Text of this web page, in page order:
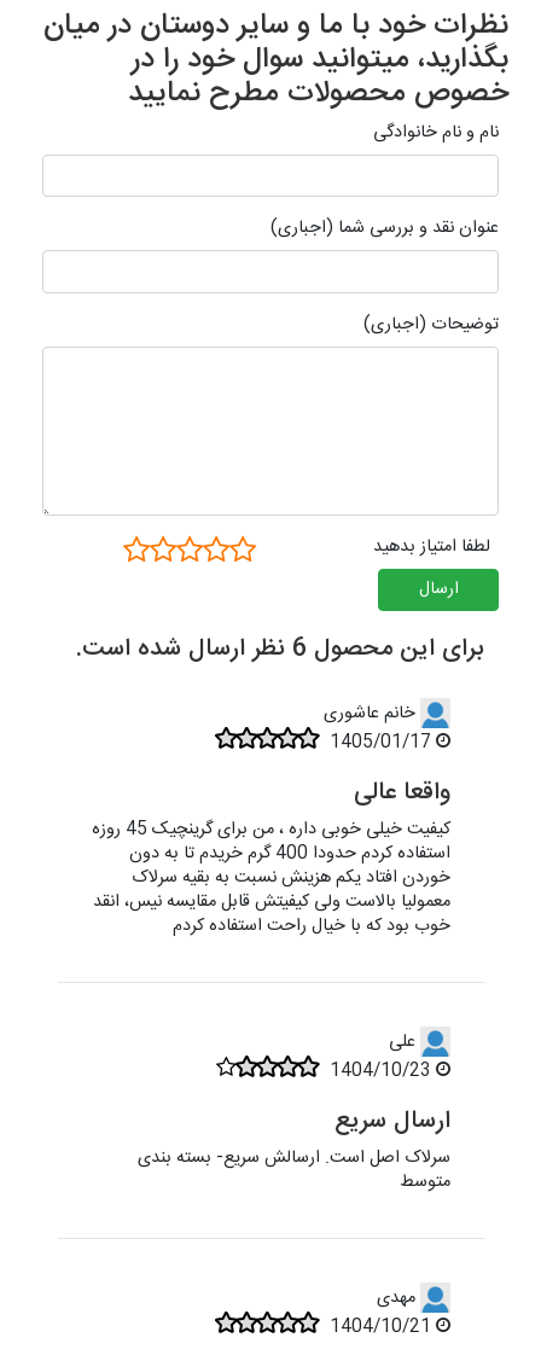
نظرات خود با ما و سایر دوستان در میان
بگذارید، میتوانید سوال خود را در
خصوص محصولات مطرح نمایید
نام و نام خانوادگی
عنوان نقد و بررسی شما (اجباری)
توضیحات (اجباری)
لطفا امتیاز بدهید
ارسال
برای این محصول 6 نظر ارسال شده است.
خانم عاشوری
واقعا عالی
کیفیت خیلی خوبی داره ، من برای گرینچیک 45 روزه
استفاده کردم حدودا 400 گرم خریدم تا به دون
خوردن افتاد یکم هزینش نسبت به بقیه سرلاک
معمولیا بالاست ولی کیفیتش قابل مقایسه نیس، انقد
خوب بود که با خیال راحت استفاده کردم
علی
ارسال سریع
سرلاک اصل است. ارسالش سریع- بسته بندی
متوسط
مهدی